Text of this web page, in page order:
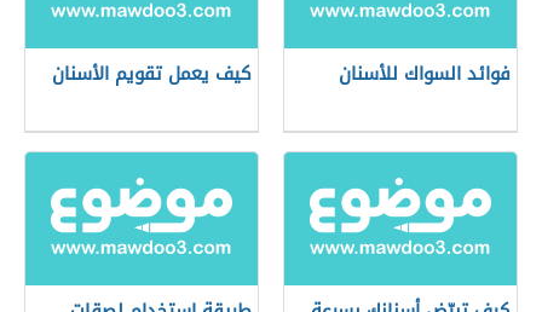
فوائد السواك للأسنان كيف يعمل تقويم الأسنان